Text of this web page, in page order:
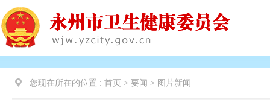
您现在所在的位置 : 首页 > 要闻 > 图片新闻